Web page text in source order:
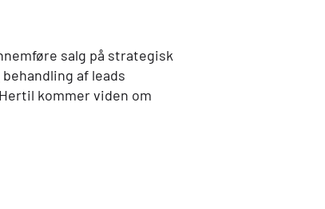
salg på strategisk
af leads
kommer viden om